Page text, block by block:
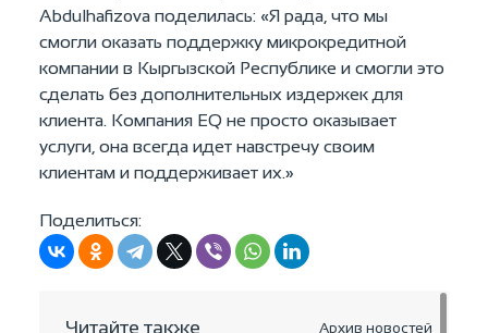
Abdulhafizova поделилась: «Я рада, что мы
смогли оказать поддержку микрокредитной
компании в Кыргызской Республике и смогли это
сделать без дополнительных издержек для
клиента. Компания EQ не просто оказывает
услуги, она всегда идет навстречу своим
клиентам и поддерживает их.»
Поделиться:
Читайте также Архив новостей